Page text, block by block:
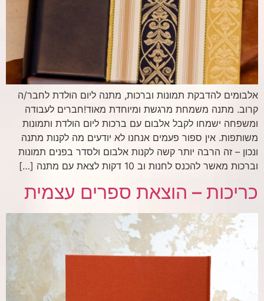
אלבומים להדבקת תמונות וברכות, מתנה ליום הולדת לחבר/ה
קרוב. מתנה משמחת מרגשת ומיוחדת מאוד!חברים לעבודה
ומשפחה ישמחו לקבל אלבום עם ברכות ליום הולדת ותמונות
משותפות. אין ספור פעמים אנחנו לא יודעים מה לקנות מתנה
ונכון – זה הרבה יותר קשה לקנות אלבום ולסדר בפנים תמונות
וברכות מאשר להכנס לחנות וב 10 דקות לצאת עם מתנה […]
כריכות – הוצאת ספרים עצמית